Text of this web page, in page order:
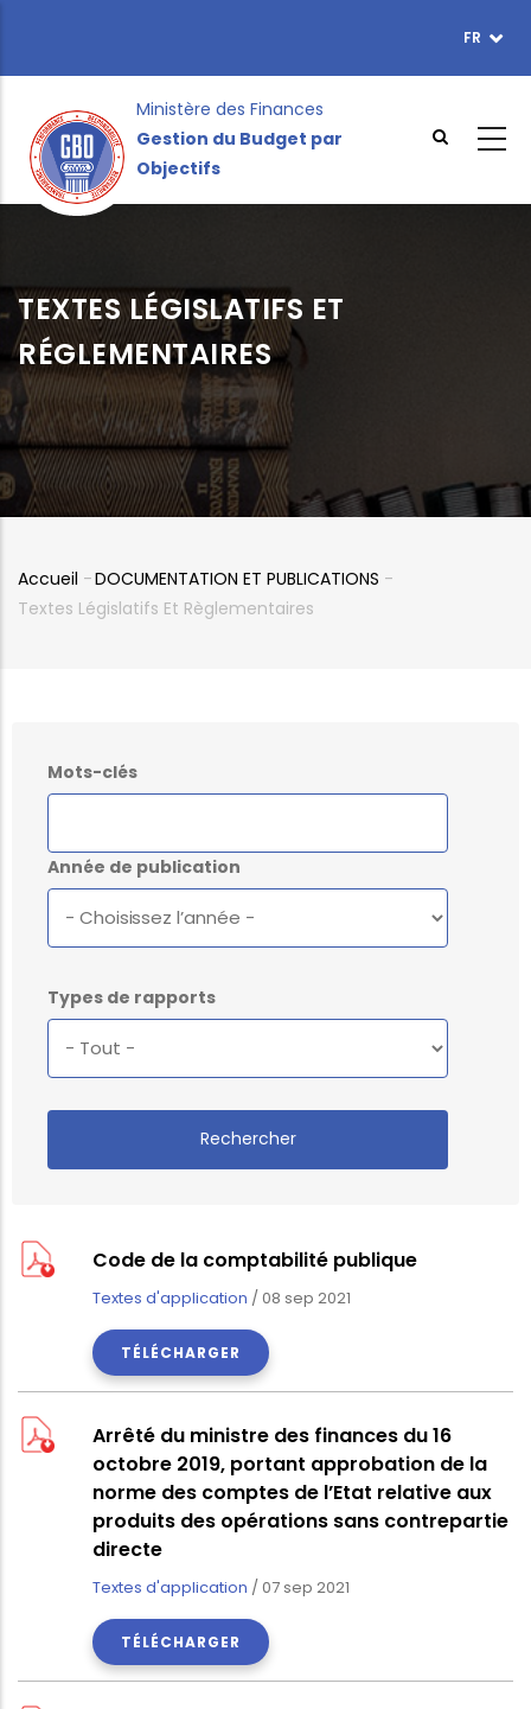
contenu
FR
Ministère des Finances
Gestion du Budget par
Objectifs
TEXTES LÉGISLATIFS ET
RÉGLEMENTAIRES
Fil
Accueil -DOCUMENTATION ET PUBLICATIONS -
Textes Législatifs Et Règlementaires
Mots-clés
Année de publication
Types de rapports
Code de la comptabilité publique
Textes d'application / 08 sep 2021
TÉLÉCHARGER
Arrêté du ministre des finances du 16
octobre 2019, portant approbation de la
norme des comptes de l’Etat relative aux
produits des opérations sans contrepartie
directe
Textes d'application / 07 sep 2021
TÉLÉCHARGER